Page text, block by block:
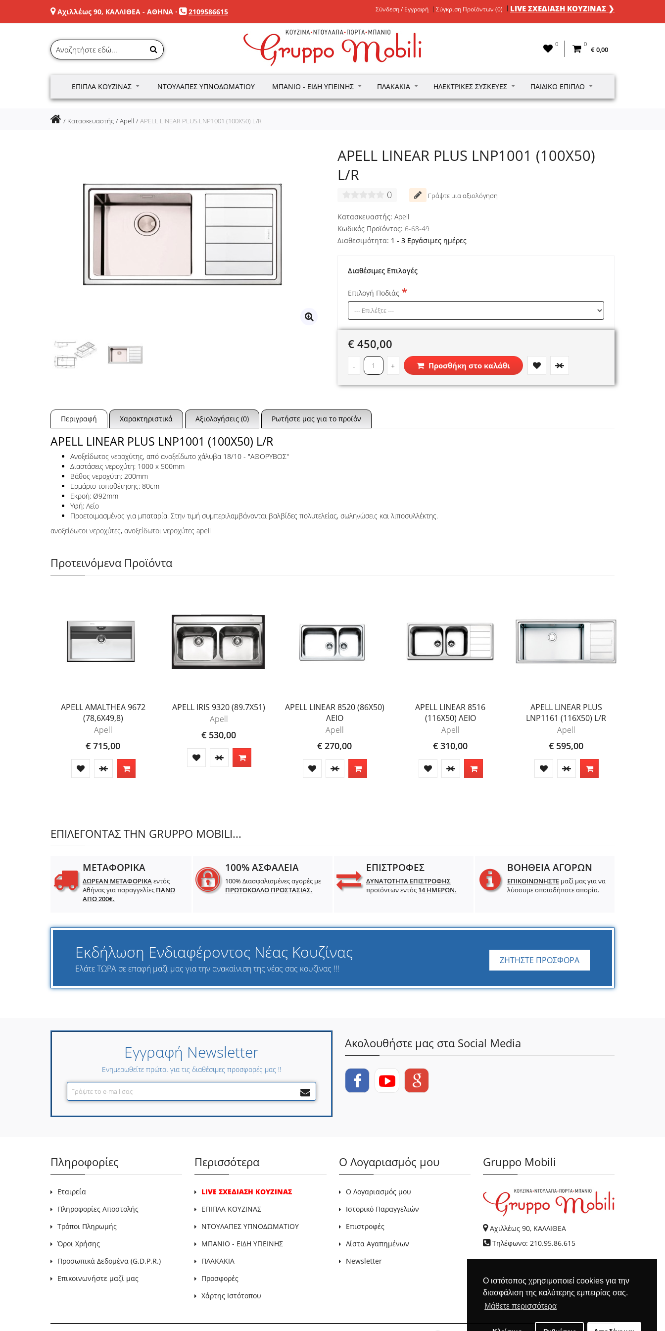
Ο ιστότοπος χρησιμοποιεί cookies για την
διασφάλιση της καλύτερης εμπειρίας σας.
Μάθετε περισσότερα
Αχιλλέως 90, ΚΑΛΛΙΘΕΑ - ΑΘΗΝΑ · 2109586615 Σύνδεση / Εγγραφή Σύγκριση Προϊόντων (0) LIVE ΣΧΕΔΙΑΣΗ ΚΟΥΖΙΝΑΣ ❯
0 0
€ 0,00
ΈΠΙΠΛΑ ΚΟΥΖΊΝΑΣ ΝΤΟΥΛΆΠΕΣ ΥΠΝΟΔΩΜΑΤΊΟΥ ΜΠΆΝΙΟ - ΕΊΔΗ ΥΓΙΕΙΝΉΣ ΠΛΑΚΆΚΙΑ ΗΛΕΚΤΡΙΚΈΣ ΣΥΣΚΕΥΈΣ ΠΑΙΔΙΚΌ ΈΠΙΠΛΟ
Κατασκευαστής Apell APELL LINEAR PLUS LNP1001 (100X50) L/R
APELL LINEAR PLUS LNP1001 (100X50)
L/R
0 Γράψτε μια αξιολόγηση
Κατασκευαστής: Apell
Κωδικός Προϊόντος: 6-68-49
Διαθεσιμότητα: 1 - 3 Εργάσιμες ημέρες
Διαθέσιμες Επιλογές
Επιλογή Ποδιάς
€ 450,00
- + Προσθήκη στο καλάθι
Περιγραφή Χαρακτηριστικά Αξιολογήσεις (0) Ρωτήστε μας για το προϊόν
APELL LINEAR PLUS LNP1001 (100X50) L/R
Ανοξείδωτος νεροχύτης, από ανοξείδωτο χάλυβα 18/10 - "ΑΘΟΡΥΒΟΣ"
Διαστάσεις νεροχύτη: 1000 x 500mm
Βάθος νεροχύτη: 200mm
Ερμάριο τοποθέτησης: 80cm
Εκροή: Ø92mm
Υφή: Λείο
Προετοιμασμένος για μπαταρία. Στην τιμή συμπεριλαμβάνονται βαλβίδες πολυτελείας, σωληνώσεις και λιποσυλλέκτης.
ανοξείδωτοι νεροχύτες, ανοξείδωτοι νεροχύτες apell
Προτεινόμενα Προϊόντα
APELL AMALTHEA 9672
(78,6Χ49,8)
Apell
€ 715,00
APELL IRIS 9320 (89.7X51)
Apell
€ 530,00
APELL LINEAR 8520 (86X50)
ΛΕΙΟ
Apell
€ 270,00
APELL LINEAR 8516
(116X50) ΛΕΙΟ
Apell
€ 310,00
APELL LINEAR PLUS
LNP1161 (116X50) L/R
Apell
€ 595,00
ΕΠΙΛΕΓΟΝΤΑΣ ΤΗΝ GRUPPO MOBILI...
ΜΕΤΑΦΟΡΙΚΑ
ΔΩΡΕΑΝ ΜΕΤΑΦΟΡΙΚΑεντός
Αθήνας για παραγγελίες ΠΑΝΩ
ΑΠΟ 200€.
100% ΑΣΦΑΛΕΙΑ
100% Διασφαλισμένες αγορές με
ΠΡΩΤΟΚΟΛΛΟ ΠΡΟΣΤΑΣΙΑΣ.
ΕΠΙΣΤΡΟΦΕΣ
ΔΥΝΑΤΟΤΗΤΑ ΕΠΙΣΤΡΟΦΗΣ
προϊόντων εντός 14 ΗΜΕΡΩΝ.
ΒΟΗΘΕΙΑ ΑΓΟΡΩΝ
ΕΠΙΚΟΙΝΩΝΗΣΤΕ μαζί μας για να
λύσουμε οποιαδήποτε απορία.
Εκδήλωση Ενδιαφέροντος Νέας Κουζίνας
Ελάτε ΤΩΡΑ σε επαφή μαζί μας για την ανακαίνιση της νέας σας κουζίνας !!!
ΖΗΤΗΣΤΕ ΠΡΟΣΦΟΡΑ
Εγγραφή Newsletter
Ενημερωθείτε πρώτοι για τις διαθέσιμες προσφορές μας !!
Ακολουθήστε μας στα Social Media
Πληροφορίες
Εταιρεία
Πληροφορίες Αποστολής
Τρόποι Πληρωμής
Όροι Χρήσης
Προσωπικά Δεδομένα (G.D.P.R.)
Επικοινωνήστε μαζί μας
Περισσότερα
LIVE ΣΧΕΔΙΑΣΗ ΚΟΥΖΙΝΑΣ
ΕΠΙΠΛΑ ΚΟΥΖΙΝΑΣ
ΝΤΟΥΛΑΠΕΣ ΥΠΝΟΔΩΜΑΤΙΟΥ
ΜΠΑΝΙΟ - ΕΙΔΗ ΥΓΙΕΙΝΗΣ
ΠΛΑΚΑΚΙΑ
Προσφορές
Χάρτης Ιστότοπου
Ο Λογαριασμός μου
Ο Λογαριασμός μου
Ιστορικό Παραγγελιών
Επιστροφές
Λίστα Αγαπημένων
Newsletter
Gruppo Mobili
Αχιλλέως 90, ΚΑΛΛΙΘΕΑ
Τηλέφωνο: 210.95.86.615